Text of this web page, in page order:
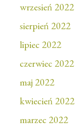
wrzesień 2022
sierpień 2022
lipiec 2022
czerwiec 2022
maj 2022
kwiecień 2022
marzec 2022